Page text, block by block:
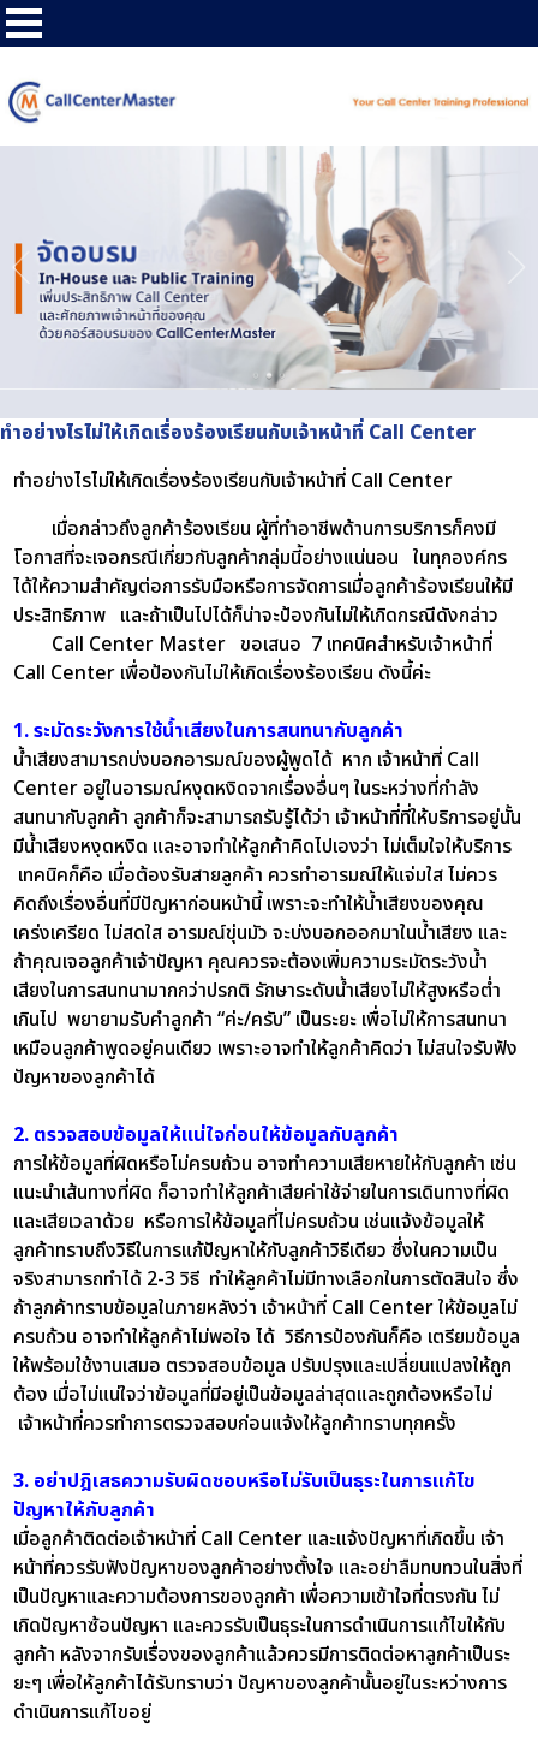
ทำอย่างไรไม่ให้เกิดเรื่องร้องเรียนกับเจ้าหน้าที่ Call Center
ทำอย่างไรไม่ให้เกิดเรื่องร้องเรียนกับเจ้าหน้าที่ Call Center
เมื่อกล่าวถึงลูกค้าร้องเรียน ผู้ที่ทำอาชีพด้านการบริการก็คงมี
โอกาสที่จะเจอกรณีเกี่ยวกับลูกค้ากลุ่มนี้อย่างแน่นอน ในทุกองค์กร
ได้ให้ความสำคัญต่อการรับมือหรือการจัดการเมื่อลูกค้าร้องเรียนให้มี
ประสิทธิภาพ และถ้าเป็นไปได้ก็น่าจะป้องกันไม่ให้เกิดกรณีดังกล่าว
Call Center Master ขอเสนอ 7 เทคนิคสำหรับเจ้าหน้าที่
Call Center เพื่อป้องกันไม่ให้เกิดเรื่องร้องเรียน ดังนี้ค่ะ
1. ระมัดระวังการใช้น้ำเสียงในการสนทนากับลูกค้า
น้ำเสียงสามารถบ่งบอกอารมณ์ของผู้พูดได้ หาก เจ้าหน้าที่ Call
Center อยู่ในอารมณ์หงุดหงิดจากเรื่องอื่นๆ ในระหว่างที่กำลัง
สนทนากับลูกค้า ลูกค้าก็จะสามารถรับรู้ได้ว่า เจ้าหน้าที่ที่ให้บริการอยู่นั้น
มีน้ำเสียงหงุดหงิด และอาจทำให้ลูกค้าคิดไปเองว่า ไม่เต็มใจให้บริการ
เทคนิคก็คือ เมื่อต้องรับสายลูกค้า ควรทำอารมณ์ให้แจ่มใส ไม่ควร
คิดถึงเรื่องอื่นที่มีปัญหาก่อนหน้านี้ เพราะจะทำให้น้ำเสียงของคุณ
เคร่งเครียด ไม่สดใส อารมณ์ขุ่นมัว จะบ่งบอกออกมาในน้ำเสียง และ
ถ้าคุณเจอลูกค้าเจ้าปัญหา คุณควรจะต้องเพิ่มความระมัดระวังน้ำ
เสียงในการสนทนามากกว่าปรกติ รักษาระดับน้ำเสียงไม่ให้สูงหรือต่ำ
เกินไป พยายามรับคำลูกค้า “ค่ะ/ครับ” เป็นระยะ เพื่อไม่ให้การสนทนา
เหมือนลูกค้าพูดอยู่คนเดียว เพราะอาจทำให้ลูกค้าคิดว่า ไม่สนใจรับฟัง
ปัญหาของลูกค้าได้
2. ตรวจสอบข้อมูลให้แน่ใจก่อนให้ข้อมูลกับลูกค้า
การให้ข้อมูลที่ผิดหรือไม่ครบถ้วน อาจทำความเสียหายให้กับลูกค้า เช่น
แนะนำเส้นทางที่ผิด ก็อาจทำให้ลูกค้าเสียค่าใช้จ่ายในการเดินทางที่ผิด
และเสียเวลาด้วย หรือการให้ข้อมูลที่ไม่ครบถ้วน เช่นแจ้งข้อมูลให้
ลูกค้าทราบถึงวิธีในการแก้ปัญหาให้กับลูกค้าวิธีเดียว ซึ่งในความเป็น
จริงสามารถทำได้ 2-3 วิธี ทำให้ลูกค้าไม่มีทางเลือกในการตัดสินใจ ซึ่ง
ถ้าลูกค้าทราบข้อมูลในภายหลังว่า เจ้าหน้าที่ Call Center ให้ข้อมูลไม่
ครบถ้วน อาจทำให้ลูกค้าไม่พอใจ ได้ วิธีการป้องกันก็คือ เตรียมข้อมูล
ให้พร้อมใช้งานเสมอ ตรวจสอบข้อมูล ปรับปรุงและเปลี่ยนแปลงให้ถูก
ต้อง เมื่อไม่แน่ใจว่าข้อมูลที่มีอยู่เป็นข้อมูลล่าสุดและถูกต้องหรือไม่
เจ้าหน้าที่ควรทำการตรวจสอบก่อนแจ้งให้ลูกค้าทราบทุกครั้ง
3. อย่าปฎิเสธความรับผิดชอบหรือไม่รับเป็นธุระในการแก้ไข
ปัญหาให้กับลูกค้า
เมื่อลูกค้าติดต่อเจ้าหน้าที่ Call Center และแจ้งปัญหาที่เกิดขึ้น เจ้า
หน้าที่ควรรับฟังปัญหาของลูกค้าอย่างตั้งใจ และอย่าลืมทบทวนในสิ่งที่
เป็นปัญหาและความต้องการของลูกค้า เพื่อความเข้าใจที่ตรงกัน ไม่
เกิดปัญหาซ้อนปัญหา และควรรับเป็นธุระในการดำเนินการแก้ไขให้กับ
ลูกค้า หลังจากรับเรื่องของลูกค้าแล้วควรมีการติดต่อหาลูกค้าเป็นระ
ยะๆ เพื่อให้ลูกค้าได้รับทราบว่า ปัญหาของลูกค้านั้นอยู่ในระหว่างการ
ดำเนินการแก้ไขอยู่